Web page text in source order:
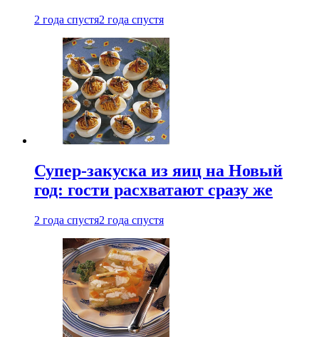
2 года спустя2 года спустя
Супер-закуска из яиц на Новый
год: гости расхватают сразу же
2 года спустя2 года спустя